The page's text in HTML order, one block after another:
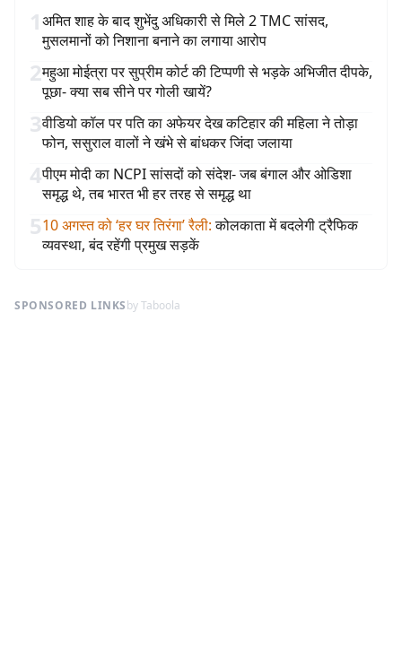
1अमित शाह के बाद शुभेंदु अधिकारी से मिले 2 TMC सांसद,
मुसलमानों को निशाना बनाने का लगाया आरोप
2महुआ मोईत्रा पर सुप्रीम कोर्ट की टिप्पणी से भड़के अभिजीत दीपके,
पूछा- क्या सब सीने पर गोली खायें?
3वीडियो कॉल पर पति का अफेयर देख कटिहार की महिला ने तोड़ा
फोन, ससुराल वालों ने खंभे से बांधकर जिंदा जलाया
4पीएम मोदी का NCPI सांसदों को संदेश- जब बंगाल और ओडिशा
समृद्ध थे, तब भारत भी हर तरह से समृद्ध था
510 अगस्त को ‘हर घर तिरंगा’ रैली: कोलकाता में बदलेगी ट्रैफिक
व्यवस्था, बंद रहेंगी प्रमुख सड़कें
SPONSORED LINKSby Taboola